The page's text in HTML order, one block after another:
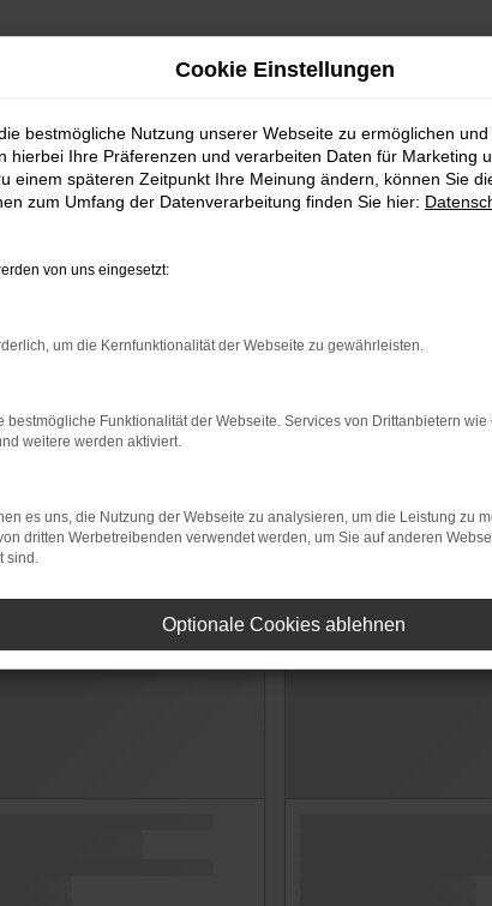
FAHRZEUGSUCHE
SIE UNSEREN VERFÜGBAREN
Cookie Einstellungen
bestmögliche Nutzung unserer Webseite zu ermöglichen
hierbei Ihre Präferenzen und verarbeiten Daten für Marketing
einem späteren Zeitpunkt Ihre Meinung ändern, können Sie
zum Umfang der Datenverarbeitung finden Sie hier:
von uns eingesetzt:
um die Kernfunktionalität der Webseite zu gewährleisten.
bestmögliche Funktionalität der Webseite. Services von Drittanbietern wie
weitere werden aktiviert.
es uns, die Nutzung der Webseite zu analysieren, um die Leistung zu
dritten Werbetreibenden verwendet werden, um Sie auf anderen
sind.
Optionale Cookies ablehnen